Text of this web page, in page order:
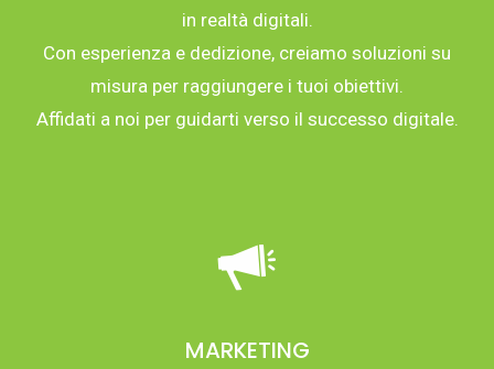
in realtà digitali.
Con esperienza e dedizione, creiamo soluzioni su
misura per raggiungere i tuoi obiettivi.
Affidati a noi per guidarti verso il successo digitale.
MARKETING